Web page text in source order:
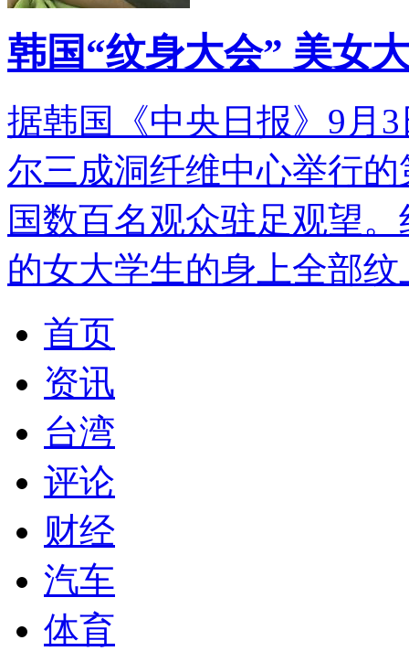
韩国“纹身大会” 美女
据韩国《中央日报》9月
尔三成洞纤维中心举行
国数百名观众驻足观望
的女大学生的身上全部
首页
资讯
台湾
评论
财经
汽车
体育